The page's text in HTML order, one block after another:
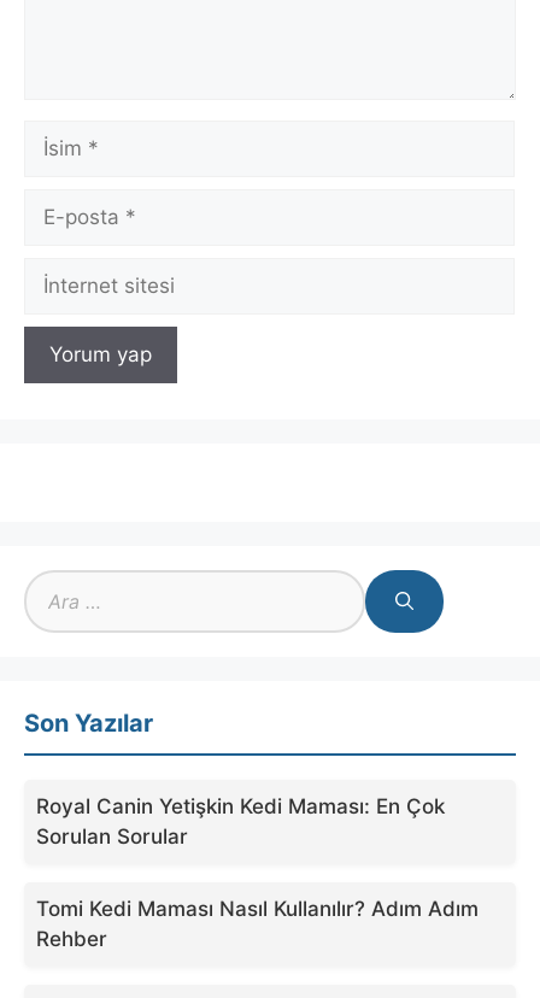
İsim
posta
İnternet
için
ara
Son Yazılar
Royal Canin Yetişkin Kedi Maması: En Çok
Sorulan Sorular
Tomi Kedi Maması Nasıl Kullanılır? Adım Adım
Rehber